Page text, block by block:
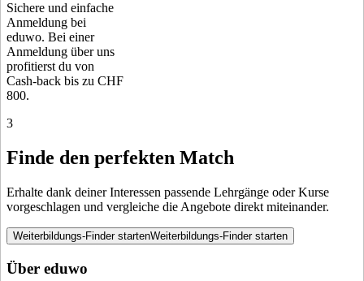
Sichere und einfache
Anmeldung bei
eduwo. Bei einer
Anmeldung über uns
profitierst du von
Cash-back bis zu CHF
800.
3
Finde den perfekten Match
Erhalte dank deiner Interessen passende Lehrgänge oder Kurse
vorgeschlagen und vergleiche die Angebote direkt miteinander.
Weiterbildungs-Finder startenWeiterbildungs-Finder starten
Über eduwo